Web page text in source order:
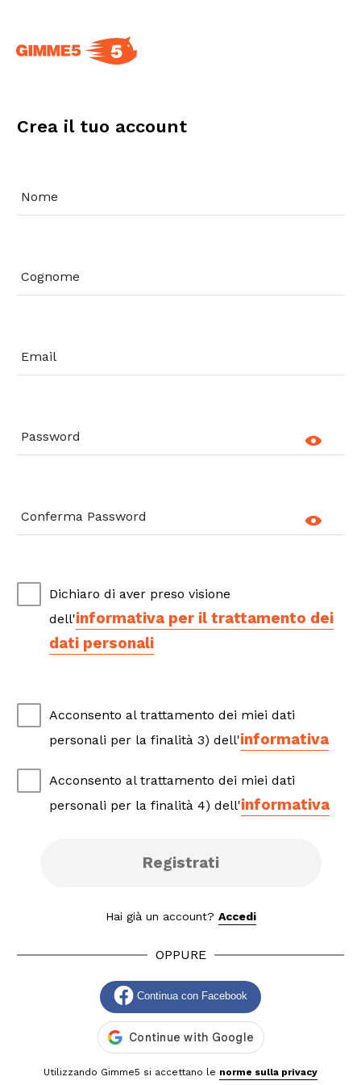
Crea il tuo account
Nome
Cognome
Email
Password
Conferma Password
Dichiaro di aver preso visione
dell'informativa per il trattamento dei
dati personali
Acconsento al trattamento dei miei dati
personali per la finalità 3) dell'informativa
Acconsento al trattamento dei miei dati
personali per la finalità 4) dell'informativa
Registrati
Hai già un account? Accedi
OPPURE
Continua con Facebook
Utilizzando Gimme5 si accettano le norme sulla privacy